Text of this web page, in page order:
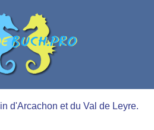
d'Arcachon et du Val de Leyre.